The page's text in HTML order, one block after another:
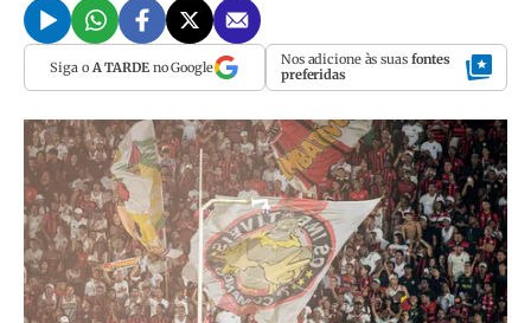
Siga o A TARDEno Google Nos adicione às suas fontes
preferidas